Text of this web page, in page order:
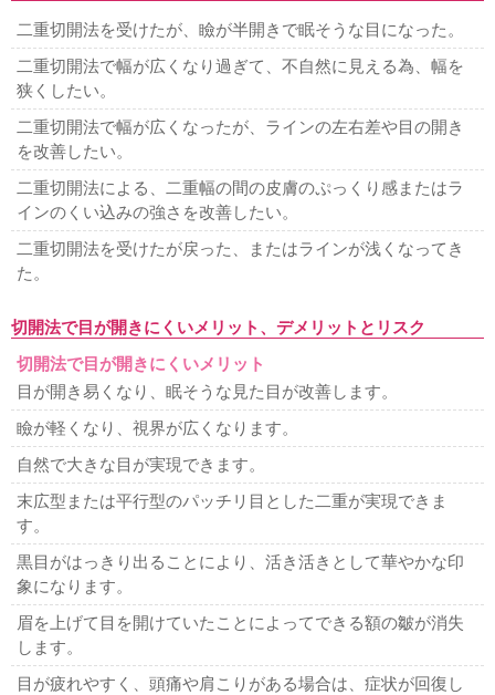
二重切開法を受けたが、瞼が半開きで眠そうな目になった。
二重切開法で幅が広くなり過ぎて、不自然に見える為、幅を
狭くしたい。
二重切開法で幅が広くなったが、ラインの左右差や目の開き
を改善したい。
二重切開法による、二重幅の間の皮膚のぷっくり感またはラ
インのくい込みの強さを改善したい。
二重切開法を受けたが戻った、またはラインが浅くなってき
た。
切開法で目が開きにくいメリット、デメリットとリスク
切開法で目が開きにくいメリット
目が開き易くなり、眠そうな見た目が改善します。
瞼が軽くなり、視界が広くなります。
自然で大きな目が実現できます。
末広型または平行型のパッチリ目とした二重が実現できま
す。
黒目がはっきり出ることにより、活き活きとして華やかな印
象になります。
眉を上げて目を開けていたことによってできる額の皺が消失
します。
目が疲れやすく、頭痛や肩こりがある場合は、症状が回復し